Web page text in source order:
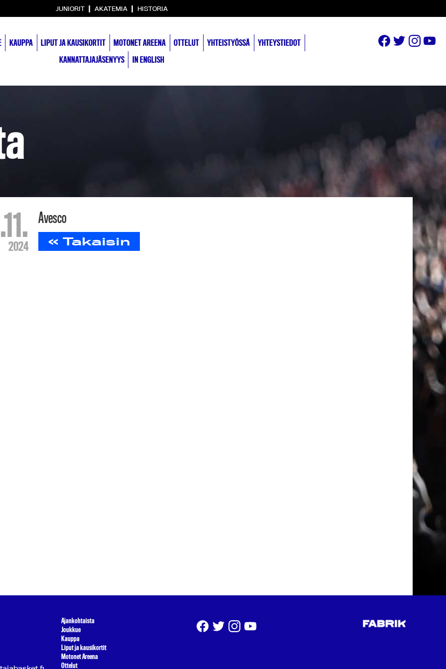
JUNIORIT | AKATEMIA | HISTORIA
KAUPPA LIPUT JA KAUSIKORTIT MOTONET AREENA OTTELUT YHTEISTYÖSSÄ
YHTEYSTIEDOT
KANNATTAJAJÄSENYYS
IN ENGLISH
2024
Avesco
« Takaisin
Ajankohtaista
Joukkue
Kauppa
Liput ja kausikortit
Motonet Areena
Ottelut